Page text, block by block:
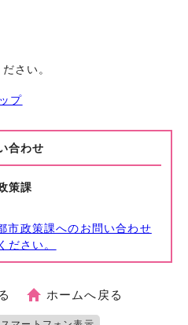
さい。
プ
合わせ
策課
政策課へのお問い合わせ
ださい。
ホームへ戻る